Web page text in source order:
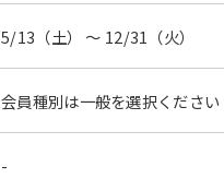
5/13（土） 〜 12/31（火）
会員種別は一般を選択ください
-
For